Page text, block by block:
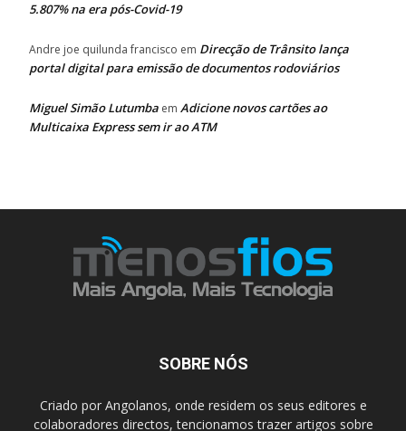
5.807% na era pós-Covid-19
Andre joe quilunda francisco em Direcção de Trânsito lança
portal digital para emissão de documentos rodoviários
Miguel Simão Lutumba em Adicione novos cartões ao
Multicaixa Express sem ir ao ATM
SOBRE NÓS
Criado por Angolanos, onde residem os seus editores e
colaboradores directos, tencionamos trazer artigos sobre